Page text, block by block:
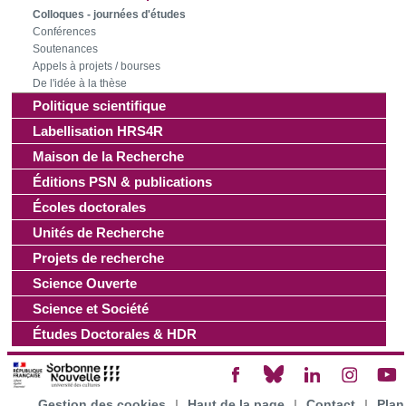
ont collectées lors de votre utilisation de leurs services.
Colloques - journées d'études
Conférences
Soutenances
Appels à projets / bourses
De l'idée à la thèse
Politique scientifique
Labellisation HRS4R
Maison de la Recherche
Éditions PSN & publications
Écoles doctorales
Unités de Recherche
Projets de recherche
Science Ouverte
Science et Société
Études Doctorales & HDR